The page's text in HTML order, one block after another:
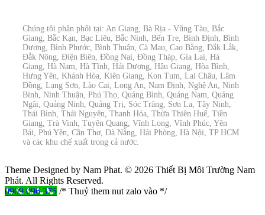
Chúng tôi phân phối tại: An Giang, Bà Rịa - Vũng Tàu, Bắc
Giang, Bắc Kạn, Bạc Liêu, Bắc Ninh, Bến Tre, Bình Định, Bình
Dương, Bình Phước, Bình Thuận, Cà Mau, Cao Bằng, Đắk Lắk,
Đắk Nông, Điện Biên, Đồng Nai, Đồng Tháp, Gia Lai, Hà
Giang, Hà Nam, Hà Tĩnh, Hải Dương, Hậu Giang, Hòa Bình,
Hưng Yên, Khánh Hòa, Kiên Giang, Kon Tum, Lai Châu, Lâm
Đồng, Lạng Sơn, Lào Cai, Long An, Nam Định, Nghệ An, Ninh
Bình, Ninh Thuận, Phú Thọ, Quảng Bình, Quảng Nam, Quảng
Ngãi, Quảng Ninh, Quảng Trị, Sóc Trăng, Sơn La, Tây Ninh,
Thái Bình, Thái Nguyên, Thanh Hóa, Thừa Thiên Huế, Tiền
Giang, Trà Vinh, Tuyên Quang, Vĩnh Long, Vĩnh Phúc, Yên
Bái, Phú Yên, Cần Thơ, Đà Nẵng, Hải Phòng, Hà Nội, TP HCM
và các khu chế xuất trong cả nước.
Theme Designed by Nam Phat. © 2026 Thiết Bị Môi Trường Nam
Phát. All Rights Reserved.
0909 096 375 /* Thuỷ them nut zalo vào */